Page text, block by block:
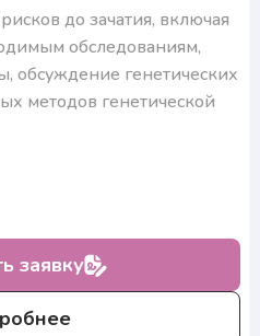
до зачатия, включая
обследованиям,
обсуждение генетических
методов генетической
заявку